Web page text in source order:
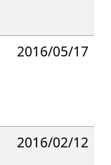
2016/05/17
2016/02/12